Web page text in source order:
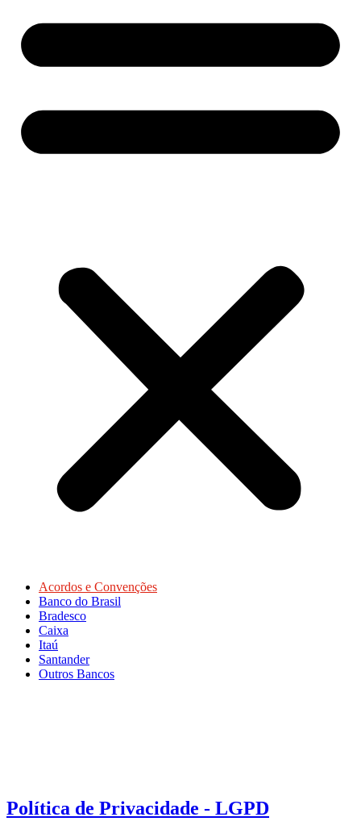
Acordos e Convenções
Banco do Brasil
Bradesco
Caixa
Itaú
Santander
Outros Bancos
Política de Privacidade - LGPD